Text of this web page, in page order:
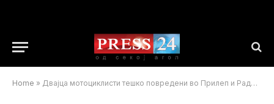
Home » Двајца мотоциклисти тешко повредени во Прилеп и Радовиш, едниот е 15-годишен малолетник без дозвола